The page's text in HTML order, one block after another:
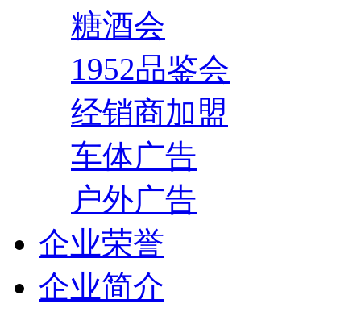
糖酒会
1952品鉴会
经销商加盟
车体广告
户外广告
企业荣誉
企业简介